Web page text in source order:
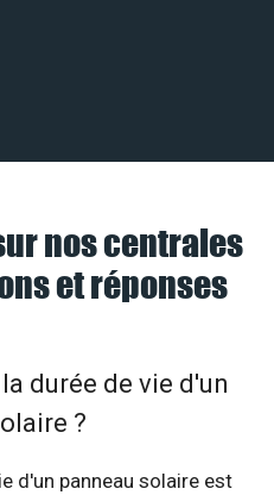
nos centrales
et réponses
durée de vie d'un
?
d'un panneau solaire est